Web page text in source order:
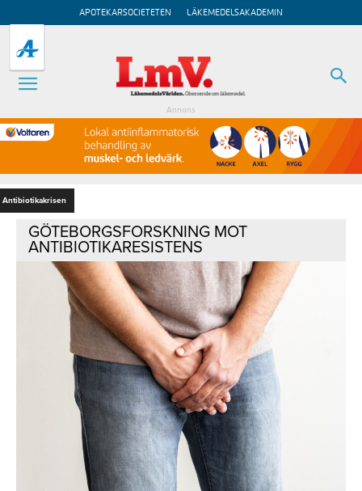
APOTEKARSOCIETETEN LÄKEMEDELSAKADEMIN
Annons
Antibiotikakrisen
GÖTEBORGSFORSKNING MOT
ANTIBIOTIKARESISTENS